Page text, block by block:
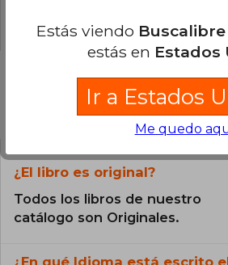
Preguntas frecuentes
¿El libro es original?
Todos los libros de nuestro
catálogo son Originales.
¿En qué Idioma está escrito
Estás viendo
estás en Estados
Ir a Estados
Me quedo